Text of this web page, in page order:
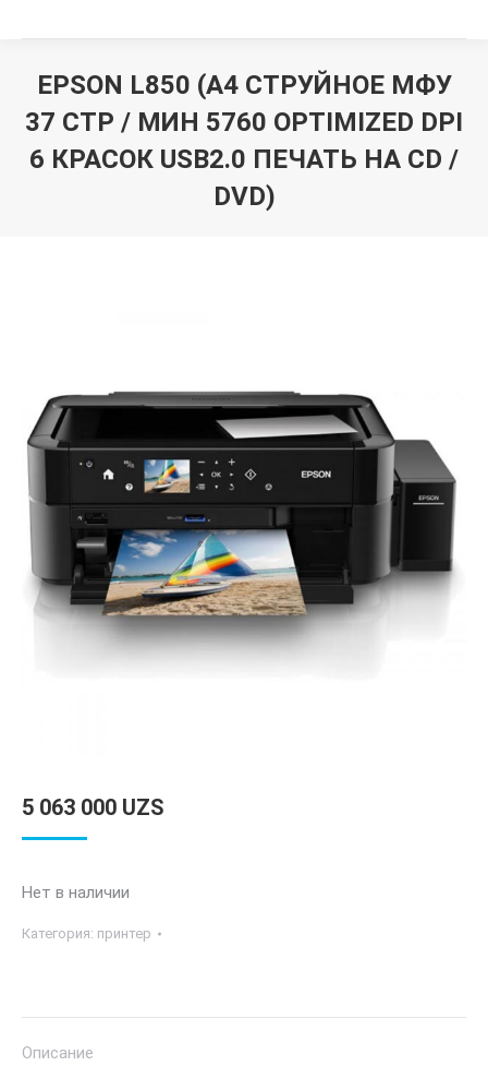
EPSON L850 (A4 СТРУЙНОЕ МФУ
37 СТР / МИН 5760 OPTIMIZED DPI
6 КРАСОК USB2.0 ПЕЧАТЬ НА CD /
DVD)
5 063 000 UZS
Нет в наличии
Категория: принтер
Описание